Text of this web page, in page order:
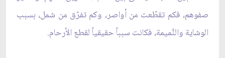
صفوهم، فكم تقطّعت من أواصر، وكم تفرّق من شمل، بسبب
الوشاية والنَّميمة، فكانت سبباً حقيقياً لقطع الأرحام.